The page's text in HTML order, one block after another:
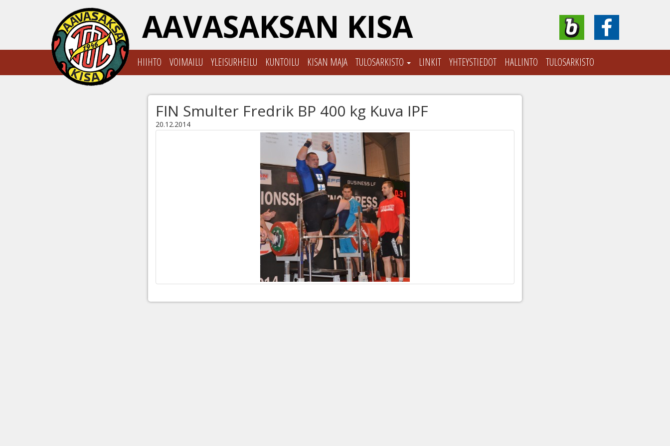
AAVASAKSAN KISA
HIIHTO VOIMAILU YLEISURHEILU KUNTOILU KISAN MAJA TULOSARKISTO LINKIT YHTEYSTIEDOT HALLINTO TULOSARKISTO
FIN Smulter Fredrik BP 400 kg Kuva IPF
20.12.2014